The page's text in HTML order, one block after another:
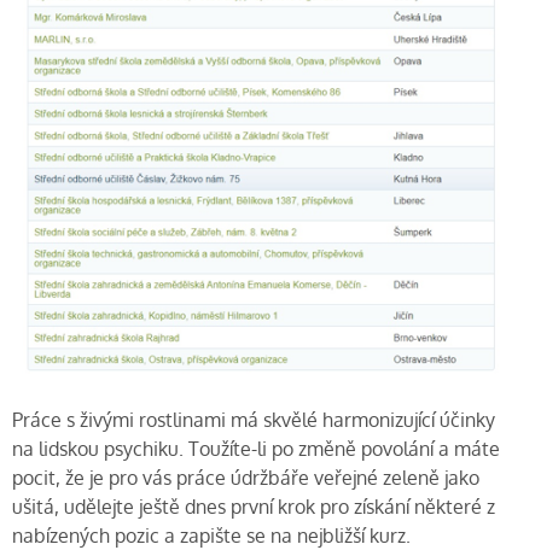
Práce s živými rostlinami má skvělé harmonizující účinky
na lidskou psychiku. Toužíte-li po změně povolání a máte
pocit, že je pro vás práce údržbáře veřejné zeleně jako
ušitá, udělejte ještě dnes první krok pro získání některé z
nabízených pozic a zapište se na nejbližší kurz.